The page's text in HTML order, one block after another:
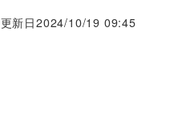
更新日2024/10/19 09:45